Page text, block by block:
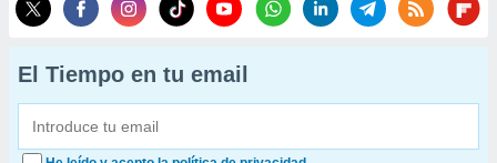
El Tiempo en tu email